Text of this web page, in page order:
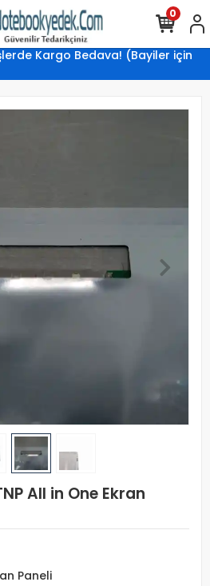
Kargo Bedava! (Bayiler için
0
All in One Ekran
Paneli